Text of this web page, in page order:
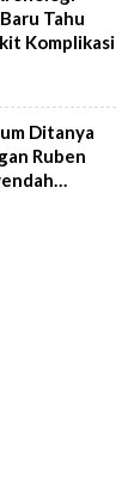
Tahu
Komplikasi
Ditanya
Ruben